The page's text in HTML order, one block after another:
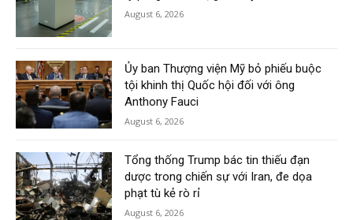
August 6, 2026
Ủy ban Thượng viện Mỹ bỏ phiếu buộc
tội khinh thị Quốc hội đối với ông
Anthony Fauci
August 6, 2026
Tổng thống Trump bác tin thiếu đạn
dược trong chiến sự với Iran, đe dọa
phạt tù kẻ rò rỉ
August 6, 2026